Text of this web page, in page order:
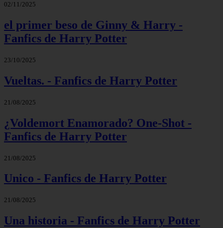
02/11/2025
el primer beso de Ginny & Harry -
Fanfics de Harry Potter
23/10/2025
Vueltas. - Fanfics de Harry Potter
21/08/2025
¿Voldemort Enamorado? One-Shot -
Fanfics de Harry Potter
21/08/2025
Unico - Fanfics de Harry Potter
21/08/2025
Una historia - Fanfics de Harry Potter